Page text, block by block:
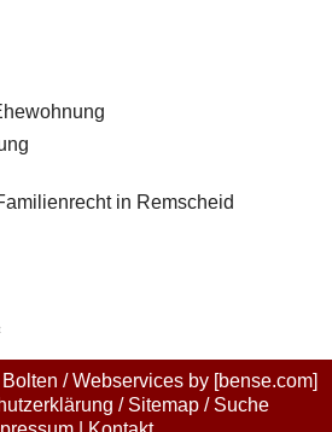
in Remscheid
/ Webservices by [bense.com]
/ Sitemap/ Suche